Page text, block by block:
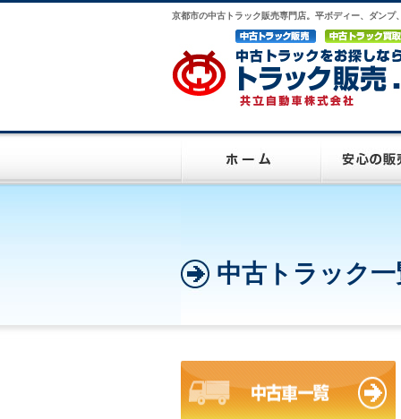
京都市の中古トラック販売専門店。平ボディー、ダンプ
中古トラック一